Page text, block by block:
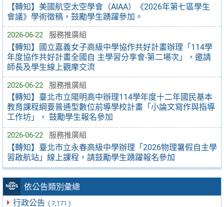
【轉知】美國航空太空學會（AIAA）《2026年第七區學生
會議》學術徵稿，鼓勵學生踴躍參加。
2026-06-22 服務推廣組
【轉知】國立嘉義女子高級中學協作共好計畫辦理「114學
年度協作共好計畫全國自 主學習分享會-第二場次」，邀請
師長及學生線上觀摩交流
2026-06-22 服務推廣組
【轉知】臺北市立陽明高中辦理114學年度十二年國民基本
教育課程綱要普通型數位前導學校計畫「小論文寫作與指導
工作坊」， 鼓勵學生報名參加
2026-06-22 服務推廣組
【轉知】臺北市立永春高級中學辦理「2026物理暑假自主學
習啟航站」線上課程，請鼓勵學生踴躍報名參加
依公告類別彙總
行政公告 ( 7,171 )